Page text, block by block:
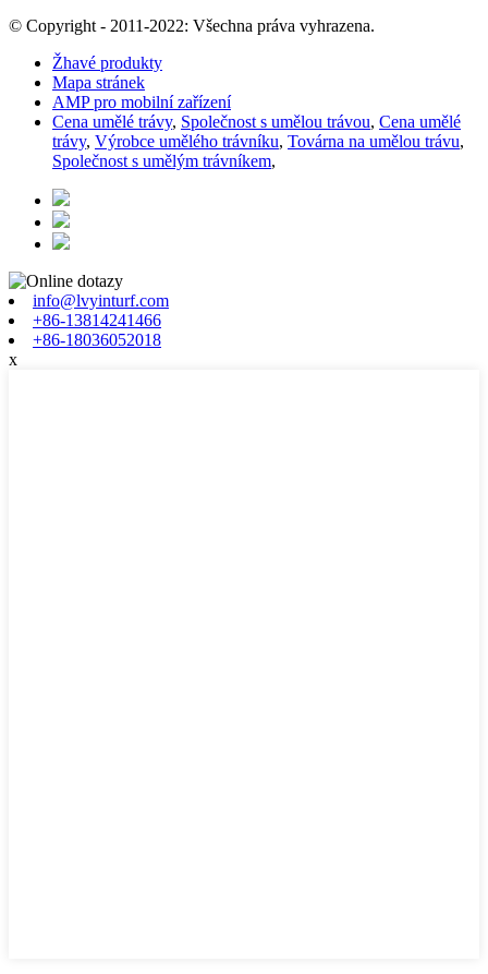
© Copyright - 2011-2022: Všechna práva vyhrazena.
Žhavé produkty
Mapa stránek
AMP pro mobilní zařízení
Cena umělé trávy, Společnost s umělou trávou, Cena umělé
trávy, Výrobce umělého trávníku, Továrna na umělou trávu,
Společnost s umělým trávníkem,
info@lvyinturf.com
+86-13814241466
+86-18036052018
x